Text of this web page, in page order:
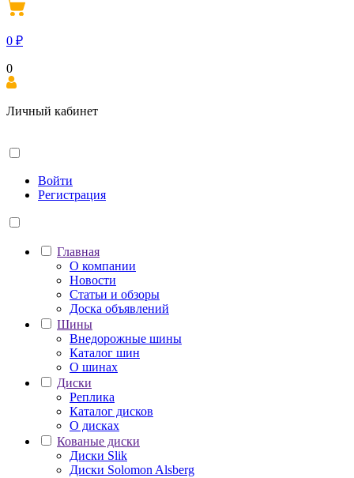
0 ₽
0
Личный кабинет
Войти
Регистрация
Главная
О компании
Новости
Статьи и обзоры
Доска объявлений
Шины
Внедорожные шины
Каталог шин
О шинах
Диски
Реплика
Каталог дисков
О дисках
Кованые диски
Диски Slik
Диски Solomon Alsberg